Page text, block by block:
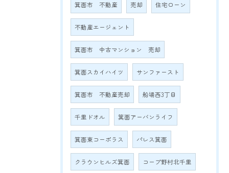
箕面市 不動産 売却 住宅ローン
不動産エージェント
箕面市 中古マンション 売却
箕面スカイハイツ サンファースト
箕面市 不動産売却 船場西3丁目
千里ドオル 箕面アーバンライフ
箕面東コーポラス パレス箕面
クラウンヒルズ箕面 コープ野村北千里